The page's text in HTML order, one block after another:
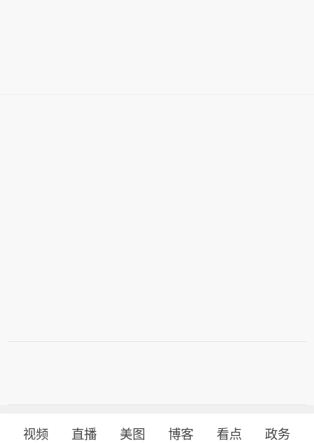
视频 直播 美图 博客 看点 政务